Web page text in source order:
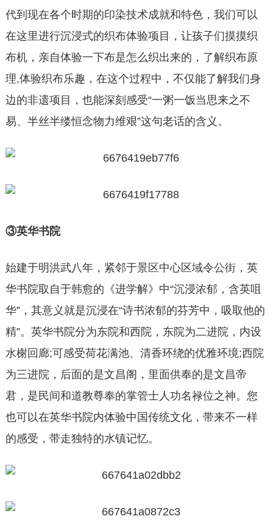
代到现在各个时期的印染技术成就和特色，我们可以
在这里进行沉浸式的织布体验项目，让孩子们摸摸织
布机，亲自体验一下布是怎么织出来的，了解织布原
理,体验织布乐趣，在这个过程中，不仅能了解我们身
边的非遗项目，也能深刻感受“一粥一饭当思来之不
易、半丝半缕恒念物力维艰”这句老话的含义。
③英华书院
始建于明洪武八年，紧邻于景区中心区域令公街，英
华书院取自于韩愈的《进学解》中“沉浸浓郁，含英咀
华”，其意义就是沉浸在“诗书浓郁的芬芳中，吸取他的
精”。英华书院分为东院和西院，东院为二进院，内设
水榭回廊;可感受荷花满池、清香环绕的优雅环境;西院
为三进院，后面的是文昌阁，里面供奉的是文昌帝
君，是民间和道教尊奉的掌管士人功名禄位之神。您
也可以在英华书院内体验中国传统文化，带来不一样
的感受，带走独特的水镇记忆。